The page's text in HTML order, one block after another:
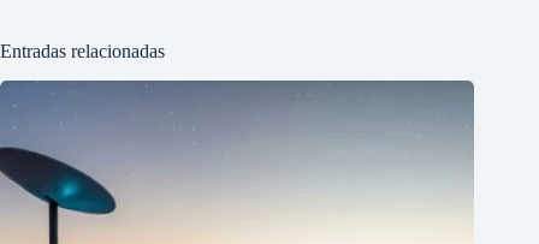
Entradas relacionadas